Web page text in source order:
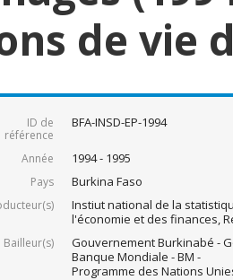
de vie
ID de
référence
BFA-INSD-EP-1994
Année 1994 - 1995
Pays Burkina Faso
Instiut national de la
l'économie et des finances,
Bailleur(s)
Gouvernement Burkinabé -
Banque Mondiale - BM -
Programme des Nations